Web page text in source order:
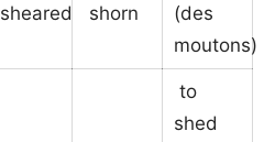
sheared shorn
(des
moutons)
to
shed